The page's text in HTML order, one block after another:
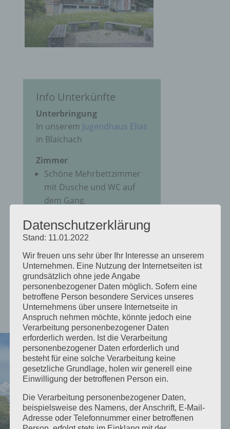
Info Unterkünfte
Unterbringung
In unserem Jugendhaus Elias
in Blaichach
Zimmer
Schöne Mehrbettzimmer
mit Dusche und WC auf
dem Gang.
Stockbetten mit
Leselampe
Stauraum für euer Gepäck
Datenschutzerklärung
Stand: 11.01.2022
Wir freuen uns sehr über Ihr Interesse an unserem
Unternehmen. Eine Nutzung der Internetseiten ist
grundsätzlich ohne jede Angabe
personenbezogener Daten möglich. Sofern eine
betroffene Person besondere Services unseres
Unternehmens über unsere Internetseite in
Anspruch nehmen möchte, könnte jedoch eine
Verarbeitung personenbezogener Daten
erforderlich werden. Ist die Verarbeitung
personenbezogener Daten erforderlich und
besteht für eine solche Verarbeitung keine
gesetzliche Grundlage, holen wir generell eine
Einwilligung der betroffenen Person ein.
Die Verarbeitung personenbezogener Daten,
beispielsweise des Namens, der Anschrift, E-Mail-
Adresse oder Telefonnummer einer betroffenen